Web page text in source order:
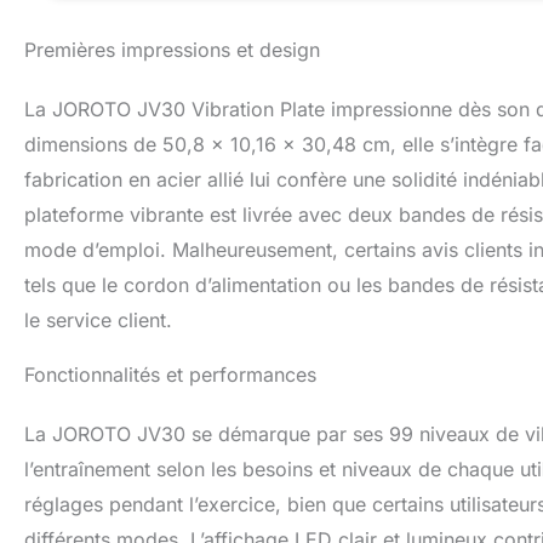
rétablissement
muscles dans
musculaire,
système
chroniques et de
de sorte que
pour un style de
ceux d'entre
la vitesse, et les
progression de
boîtier robuste
compacte, il est
Rameur est livré
Premières impressions et design
La JOROTO JV30 Vibration Plate impressionne dès
dimensions de 50,8 x 10,16 x 30,48 cm, elle s’intègre
fabrication en acier allié lui confère une solidité
plateforme vibrante est livrée avec deux bandes de
mode d’emploi. Malheureusement, certains avis clients
tels que le cordon d’alimentation ou les bandes de
le service client.
Fonctionnalités et performances
La JOROTO JV30 se démarque par ses 99 niveaux de
l’entraînement selon les besoins et niveaux de chaque
réglages pendant l’exercice, bien que certains